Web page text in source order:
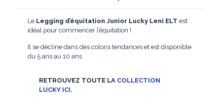
Le Legging d’équitation Junior Lucky Leni ELT est
idéal pour commencer l’équitation !
Il se décline dans des coloris tendances et est disponible
du 5 ans au 10 ans.
RETROUVEZ TOUTE LA COLLECTION
LUCKY ICI.